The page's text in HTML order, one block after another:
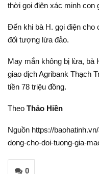
thời gọi điện xác minh con
Đến khi bà H. gọi điện cho
đối tượng lừa đảo.
May mắn không bị lừa, bà
giao dịch Agribank Thạch
tiền 78 triệu đồng.
Theo Thảo Hiền
Nguồn https://
dong-cho-doi-tuong-gia-
0